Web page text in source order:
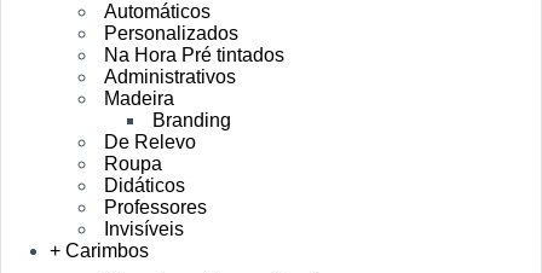
Automáticos
Personalizados
Na Hora Pré tintados
Administrativos
Madeira
Branding
De Relevo
Roupa
Didáticos
Professores
Invisíveis
+ Carimbos